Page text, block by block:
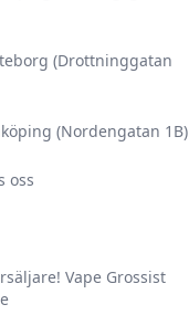
(Drottninggatan
(Nordengatan 1B)
oss
Vape Grossist